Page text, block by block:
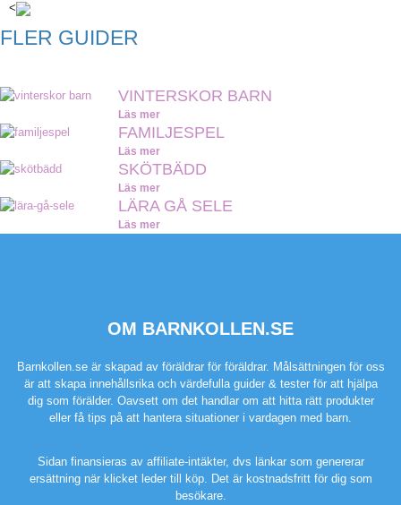
<
FLER GUIDER
VINTERSKOR BARN
Läs mer
FAMILJESPEL
Läs mer
SKÖTBÄDD
Läs mer
LÄRA GÅ SELE
Läs mer
OM BARNKOLLEN.SE
Barnkollen.se är skapad av föräldrar för föräldrar. Målsättningen för oss
är att skapa innehållsrika och värdefulla guider & tester för att hjälpa
dig som förälder. Oavsett om det handlar om att hitta rätt produkter
eller få tips på att hantera situationer i vardagen med barn.
Sidan finansieras av affiliate-intäkter, dvs länkar som genererar
ersättning när klicket leder till köp. Det är kostnadsfritt för dig som
besökare.